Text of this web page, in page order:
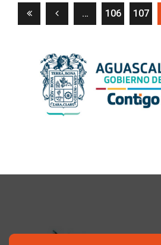
… 106 107